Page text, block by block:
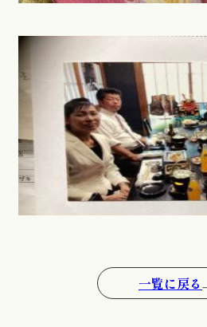
一覧に戻る